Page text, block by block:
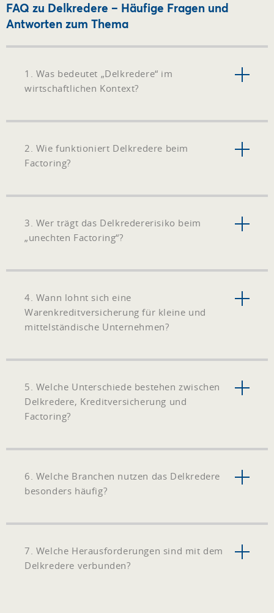
FAQ zu Delkredere – Häufige Fragen und
Antworten zum Thema
1. Was bedeutet „Delkredere“ im
wirtschaftlichen Kontext?
2. Wie funktioniert Delkredere beim
Factoring?
3. Wer trägt das Delkredererisiko beim
„unechten Factoring“?
4. Wann lohnt sich eine
Warenkreditversicherung für kleine und
mittelständische Unternehmen?
5. Welche Unterschiede bestehen zwischen
Delkredere, Kreditversicherung und
Factoring?
6. Welche Branchen nutzen das Delkredere
besonders häufig?
7. Welche Herausforderungen sind mit dem
Delkredere verbunden?